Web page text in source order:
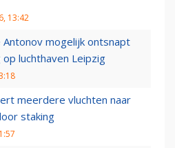
13:42
Antonov mogelijk ontsnapt
op luchthaven Leipzig
meerdere vluchten naar
staking